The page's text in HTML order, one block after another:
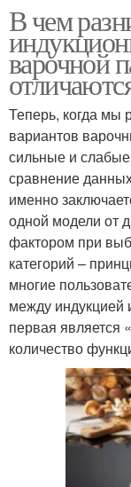
В чем
варочной
Теперь, когда мы
вариантов
сильные и
сравнение
именно
одной модели от
фактором при
категорий –
многие
между индукцией
первая является
количество